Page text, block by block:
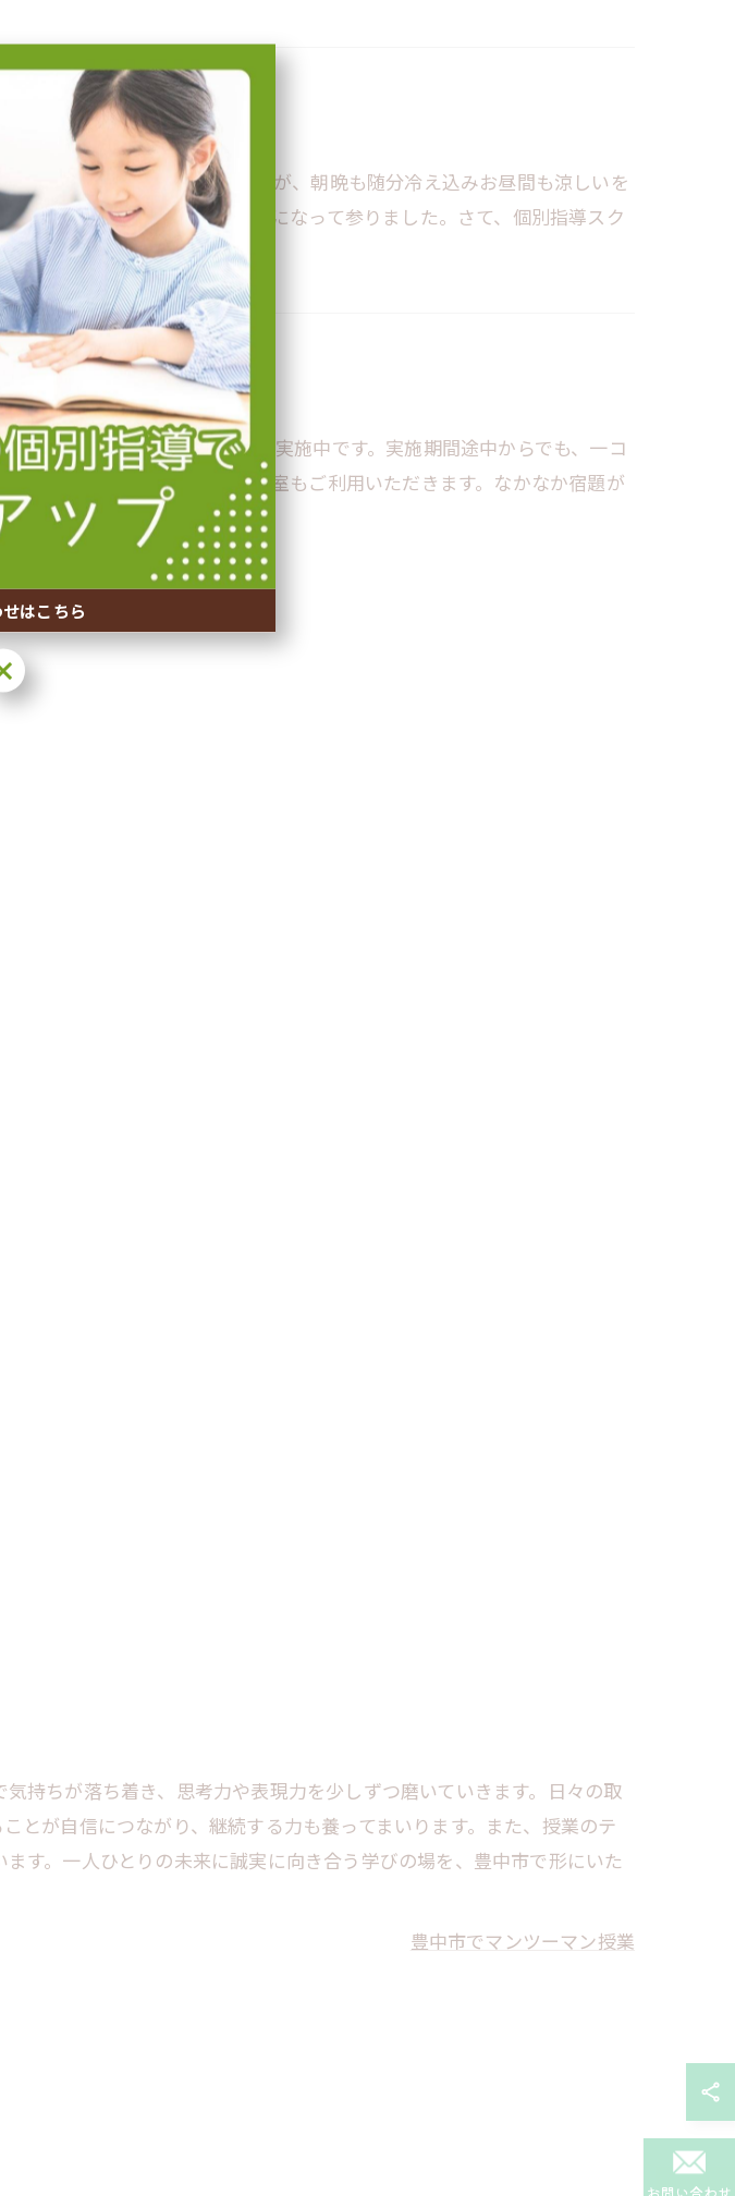
では半袖で過ごしておりましたが、朝晩も随分冷え込みお昼間も涼しいを
すっかり秋の深りを感じる季節になって参りました。さて、個別指導スク
指導スクエアでは夏期講習会を実施中です。実施期間途中からでも、一コ
けます。また受講期間中は自習室もご利用いただきます。なかなか宿題が
持ちが落ち着き、思考力や表現力を少しずつ磨いていきます。日々の取
とが自信につながり、継続する力も養ってまいります。また、授業のテ
す。一人ひとりの未来に誠実に向き合う学びの場を、豊中市で形にいた
豊中市でマンツーマン授業
はこちら
はこちら